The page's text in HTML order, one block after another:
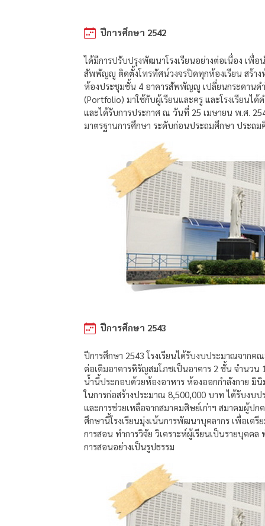
ปีการศึกษา 2542
ได้มีการปรับปรุงพัฒนาโรงเรียนอย่างต่อเนื่อง เพื่
สัพพัญญู ติดตั้งโทรทัศน์วงจรปิดทุกห้องเรียน สร้า
ห้องประชุมชั้น 4 อาคารสัพพัญญู เปลี่ยนกระดานด
(Portfolio) มาใช้กับผู้เรียนและครู และโรงเรียนไ
และได้รับการประกาศ ณ วันที่ 25 เมษายน พ.ศ.
มาตรฐานการศึกษา ระดับก่อนประถมศึกษา ประถ
ปีการศึกษา 2543
ปีการศึกษา 2543 โรงเรียนได้รับงบประมาณจากค
ต่อเติมอาคารหิรัญสมโภชเป็นอาคาร 2 ชั้น จำนวน
น้ำนี้ประกอบด้วยห้องอาหาร ห้องออกกำลังกาย มิ
ในการก่อสร้างประมาณ 8,500,000 บาท ได้รับง
และการช่วยเหลือจากสมาคมศิษย์เก่าฯ สมาคมผู้ป
ศึกษานี้โรงเรียนมุ่งเน้นการพัฒนาบุคลากร เพื่อเต
การสอน ทำการวิจัย วิเคราะห์ผู้เรียนเป็นรายบุคค
การสอนอย่างเป็นรูปธรรม